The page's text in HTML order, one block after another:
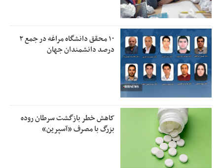
۱۰ محقق دانشگاه مراغه در جمع ۲
درصد دانشمندان جهان
کاهش خطر بازگشت سرطان روده
بزرگ با مصرف «آسپرین»